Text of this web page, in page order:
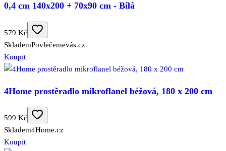
0,4 cm 140x200 + 70x90 cm - Bílá
579 Kč
SklademPovlečemevás.cz
Koupit
4Home prostěradlo mikroflanel béžová, 180 x 200 cm
599 Kč
Skladem4Home.cz
Koupit